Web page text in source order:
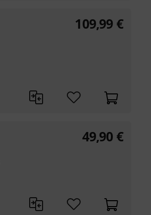
109,99 €
49,90 €